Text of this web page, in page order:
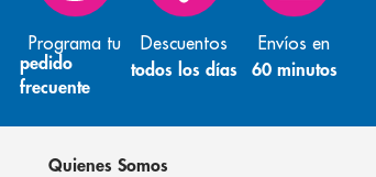
Programa tu
pedido
frecuente
Descuentos
todos los días
Envíos en
60 minutos
Quienes Somos